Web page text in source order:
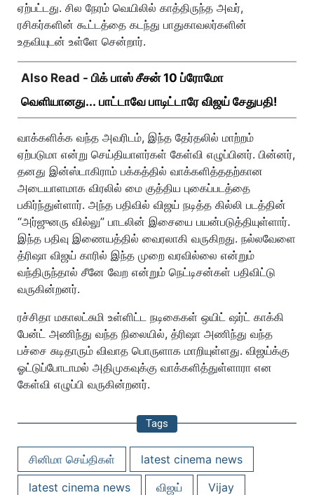
ஏற்பட்டது. சில நேரம் வெயிலில் காத்திருந்த அவர்,
ரசிகர்களின் கூட்டத்தை கடந்து பாதுகாவலர்களின்
உதவியுடன் உள்ளே சென்றார்.
Also Read - பிக் பாஸ் சீசன் 10 ப்ரோமோ
வெளியானது... பாட்டாவே பாடிட்டாரே விஜய் சேதுபதி!
வாக்களிக்க வந்த அவரிடம், இந்த தேர்தலில் மாற்றம்
ஏற்படுமா என்று செய்தியாளர்கள் கேள்வி எழுப்பினர். பின்னர்,
தனது இன்ஸ்டாகிராம் பக்கத்தில் வாக்களித்ததற்கான
அடையாளமாக விரலில் மை குத்திய புகைப்படத்தை
பகிர்ந்துள்ளார். அந்த பதிவில் விஜய் நடித்த கில்லி படத்தின்
“அர்ஜுனரு வில்லு” பாடலின் இசையை பயன்படுத்தியுள்ளார்.
இந்த பதிவு இணையத்தில் வைரலாகி வருகிறது. நல்லவேளை
த்ரிஷா விஜய் காரில் இந்த முறை வரவில்லை என்றும்
வந்திருந்தால் சீனே வேற என்றும் நெட்டிசன்கள் பதிவிட்டு
வருகின்றனர்.
ரச்சிதா மகாலட்சுமி உள்ளிட்ட நடிகைகள் ஒயிட் ஷர்ட் காக்கி
பேன்ட் அணிந்து வந்த நிலையில், த்ரிஷா அணிந்து வந்த
பச்சை சுடிதாரும் விவாத பொருளாக மாறியுள்ளது. விஜய்க்கு
ஓட்டுப்போடாமல் அதிமுகவுக்கு வாக்களித்துள்ளாரா என
கேள்வி எழுப்பி வருகின்றனர்.
Tags
சினிமா செய்திகள்
latest cinema news
latest cinema news
விஜய்
Vijay